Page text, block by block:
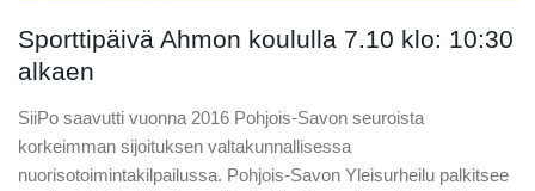
Sporttipäivä Ahmon koululla 7.10 klo: 10:30
alkaen
SiiPo saavutti vuonna 2016 Pohjois-Savon seuroista
korkeimman sijoituksen valtakunnallisessa
nuorisotoimintakilpailussa. Pohjois-Savon Yleisurheilu palkitsee